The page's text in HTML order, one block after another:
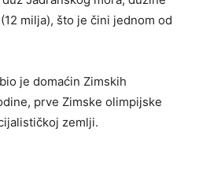
milja), što je čini jednom od
je domaćin Zimskih
prve Zimske olimpijske
zemlji.